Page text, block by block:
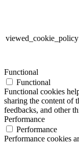
viewed_cookie_policy
Functional
Functional
Functional cookies
sharing the content of
feedbacks, and other
Performance
Performance
Performance cookies